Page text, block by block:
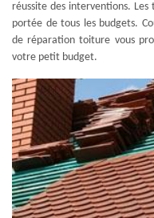
réussite des interventions.
portée de tous les budgets.
de réparation toiture vous
votre petit budget.